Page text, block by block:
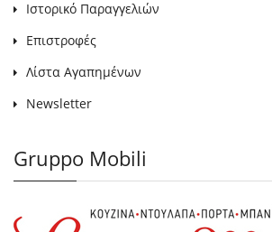
Ιστορικό Παραγγελιών
Επιστροφές
Λίστα Αγαπημένων
Newsletter
Gruppo Mobili